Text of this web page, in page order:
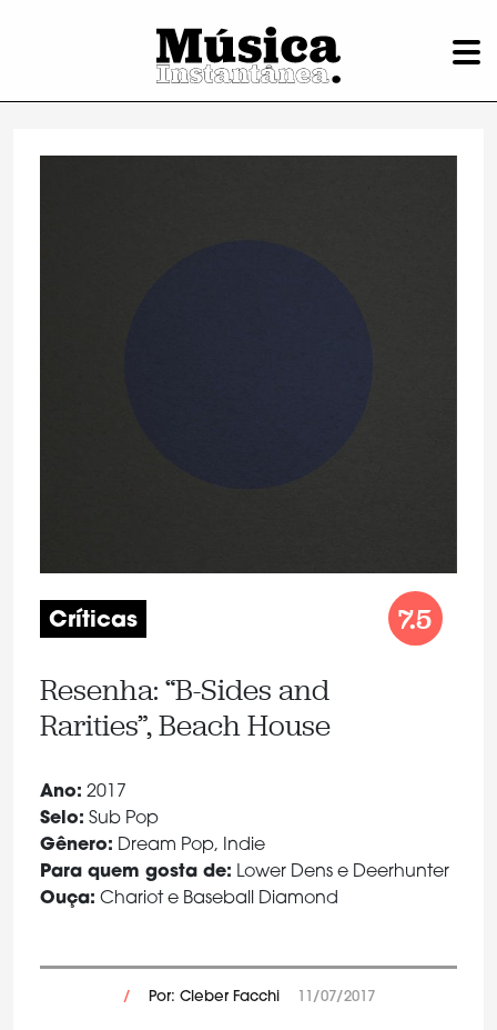
Críticas 7.5
Resenha: “B-Sides and
Rarities”, Beach House
Ano: 2017
Selo: Sub Pop
Gênero: Dream Pop, Indie
Para quem gosta de: Lower Dens e Deerhunter
Ouça: Chariot e Baseball Diamond
/ Por: Cleber Facchi 11/07/2017